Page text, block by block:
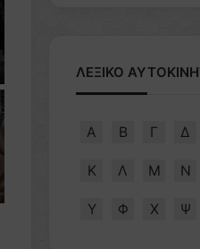
ΛΕΞΙΚΟ
Α Β Γ Δ
Κ Λ Μ Ν
Υ Φ Χ Ψ